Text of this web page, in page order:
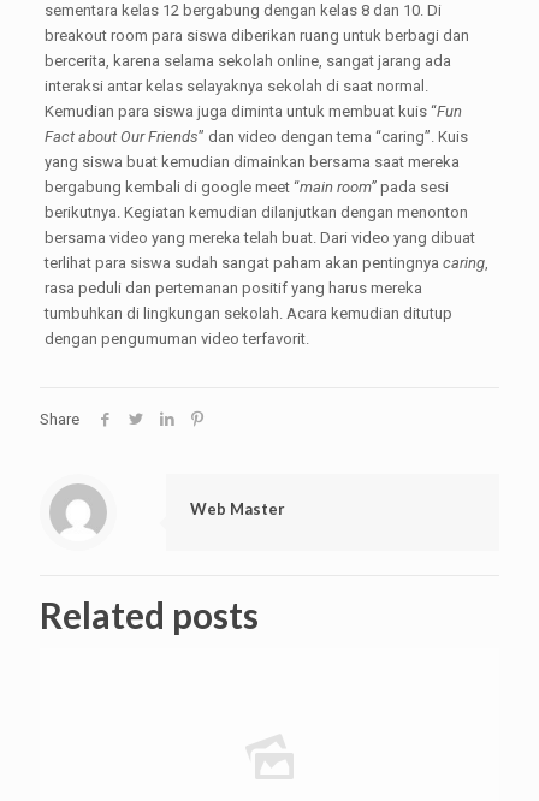
sementara kelas 12 bergabung dengan kelas 8 dan 10. Di
breakout room para siswa diberikan ruang untuk berbagi dan
bercerita, karena selama sekolah online, sangat jarang ada
interaksi antar kelas selayaknya sekolah di saat normal.
Kemudian para siswa juga diminta untuk membuat kuis “Fun
Fact about Our Friends” dan video dengan tema “caring”. Kuis
yang siswa buat kemudian dimainkan bersama saat mereka
bergabung kembali di google meet “main room”pada sesi
berikutnya. Kegiatan kemudian dilanjutkan dengan menonton
bersama video yang mereka telah buat. Dari video yang dibuat
terlihat para siswa sudah sangat paham akan pentingnya caring,
rasa peduli dan pertemanan positif yang harus mereka
tumbuhkan di lingkungan sekolah. Acara kemudian ditutup
dengan pengumuman video terfavorit.
Share
Web Master
Related posts